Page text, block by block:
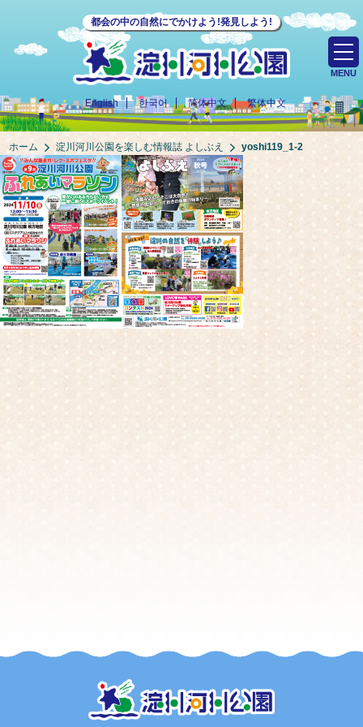
都会の中の自然にでかけよう!発見しよう!
English 한국어 简体中文 繁体中文
MENU
ホーム 淀川河川公園を楽しむ情報誌 よしぶえ yoshi119_1-2